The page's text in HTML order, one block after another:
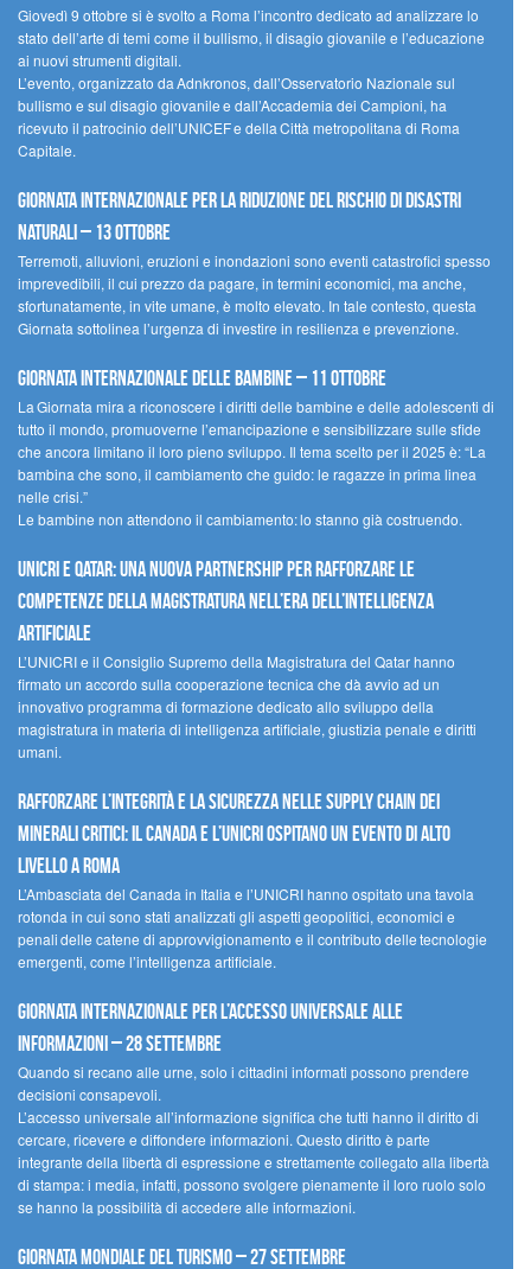
Giovedì 9 ottobre si è svolto a Roma l’incontro dedicato ad analizzare lo
stato dell’arte di temi come il bullismo, il disagio giovanile e l’educazione
ai nuovi strumenti digitali.
L’evento, organizzato da Adnkronos, dall’Osservatorio Nazionale sul
bullismo e sul disagio giovanile e dall’Accademia dei Campioni, ha
ricevuto il patrocinio dell’UNICEF e della Città metropolitana di Roma
Capitale.
Giornata internazionale per la riduzione del rischio di disastri
naturali – 13 ottobre
Terremoti, alluvioni, eruzioni e inondazioni sono eventi catastrofici spesso
imprevedibili, il cui prezzo da pagare, in termini economici, ma anche,
sfortunatamente, in vite umane, è molto elevato. In tale contesto, questa
Giornata sottolinea l’urgenza di investire in resilienza e prevenzione.
Giornata internazionale delle bambine – 11 ottobre
La Giornata mira a riconoscere i diritti delle bambine e delle adolescenti di
tutto il mondo, promuoverne l’emancipazione e sensibilizzare sulle sfide
che ancora limitano il loro pieno sviluppo. Il tema scelto per il 2025 è: “La
bambina che sono, il cambiamento che guido: le ragazze in prima linea
nelle crisi.”
Le bambine non attendono il cambiamento: lo stanno già costruendo.
UNICRI e Qatar: una nuova partnership per rafforzare le
competenze della magistratura nell’era dell’intelligenza
artificiale
L’UNICRI e il Consiglio Supremo della Magistratura del Qatar hanno
firmato un accordo sulla cooperazione tecnica che dà avvio ad un
innovativo programma di formazione dedicato allo sviluppo della
magistratura in materia di intelligenza artificiale, giustizia penale e diritti
umani.
Rafforzare l’integrità e la sicurezza nelle supply chain dei
minerali critici: il Canada e l’UNICRI ospitano un evento di alto
livello a Roma
L’Ambasciata del Canada in Italia e l’UNICRI hanno ospitato una tavola
rotonda in cui sono stati analizzati gli aspetti geopolitici, economici e
penali delle catene di approvvigionamento e il contributo delle tecnologie
emergenti, come l’intelligenza artificiale.
Giornata internazionale per l’accesso universale alle
informazioni – 28 settembre
Quando si recano alle urne, solo i cittadini informati possono prendere
decisioni consapevoli.
L’accesso universale all’informazione significa che tutti hanno il diritto di
cercare, ricevere e diffondere informazioni. Questo diritto è parte
integrante della libertà di espressione e strettamente collegato alla libertà
di stampa: i media, infatti, possono svolgere pienamente il loro ruolo solo
se hanno la possibilità di accedere alle informazioni.
Giornata mondiale del turismo – 27 settembre